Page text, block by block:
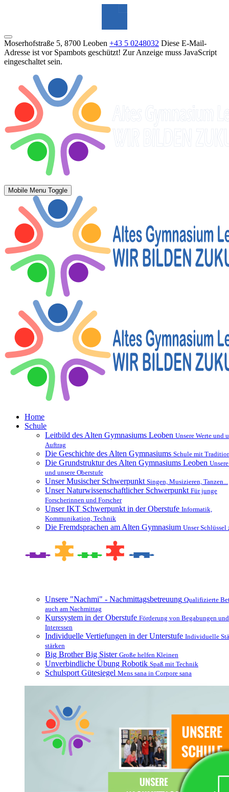
Moserhofstraße 5, 8700 Leoben +43 5 0248032 Diese E-Mail-
Adresse ist vor Spambots geschützt! Zur Anzeige muss JavaScript
eingeschaltet sein.
Mobile Menu Toggle
Home
Schule
Leitbild des Alten Gymnasiums Leoben Unsere Werte und
Auftrag
Die Geschichte des Alten Gymnasiums Schule mit
Die Grundstruktur des Alten Gymnasiums Leoben
und unsere Oberstufe
Unser Musischer Schwerpunkt Singen, Musizieren, Tanzen...
Unser Naturwissenschaftlicher Schwerpunkt Für junge
Forscherinnen und Forscher
Unser IKT Schwerpunkt in der Oberstufe Informatik,
Kommunikation, Technik
Die Fremdsprachen am Alten Gymnasium Unser Schlüssel
Unsere "Nachmi" - Nachmittagsbetreuung Qualifizierte
auch am Nachmittag
Kurssystem in der Oberstufe Förderung von Begabungen und
Interessen
Individuelle Vertiefungen in der Unterstufe Individuelle
stärken
Big Brother Big Sister Große helfen Kleinen
Unverbindliche Übung Robotik Spaß mit Technik
Schulsport Gütesiegel Mens sana in Corpore sana